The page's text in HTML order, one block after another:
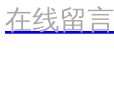
在线留言